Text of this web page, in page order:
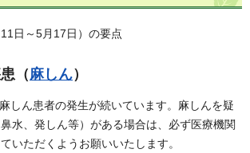
日～5月17日）の要点
（麻しん）
しん患者の発生が続いています。麻しんを疑
水、発しん等）がある場合は、必ず医療機関
いただくようお願いいたします。